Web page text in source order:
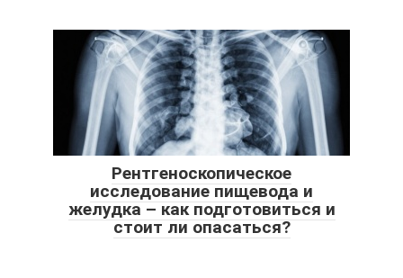
Рентгеноскопическое
исследование пищевода и
желудка – как подготовиться и
стоит ли опасаться?